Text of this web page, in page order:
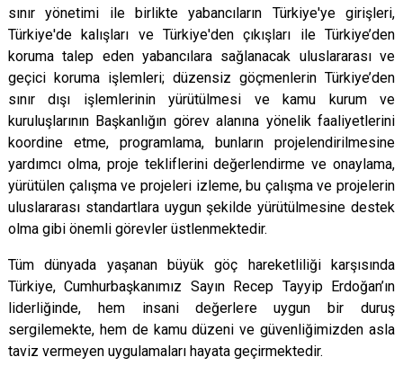
sınır yönetimi ile birlikte yabancıların Türkiye'ye girişleri,
Türkiye'de kalışları ve Türkiye'den çıkışları ile Türkiye’den
koruma talep eden yabancılara sağlanacak uluslararası ve
geçici koruma işlemleri; düzensiz göçmenlerin Türkiye’den
sınır dışı işlemlerinin yürütülmesi ve kamu kurum ve
kuruluşlarının Başkanlığın görev alanına yönelik faaliyetlerini
koordine etme, programlama, bunların projelendirilmesine
yardımcı olma, proje tekliflerini değerlendirme ve onaylama,
yürütülen çalışma ve projeleri izleme, bu çalışma ve projelerin
uluslararası standartlara uygun şekilde yürütülmesine destek
olma gibi önemli görevler üstlenmektedir.
Tüm dünyada yaşanan büyük göç hareketliliği karşısında
Türkiye, Cumhurbaşkanımız Sayın Recep Tayyip Erdoğan’ın
liderliğinde, hem insani değerlere uygun bir duruş
sergilemekte, hem de kamu düzeni ve güvenliğimizden asla
taviz vermeyen uygulamaları hayata geçirmektedir.